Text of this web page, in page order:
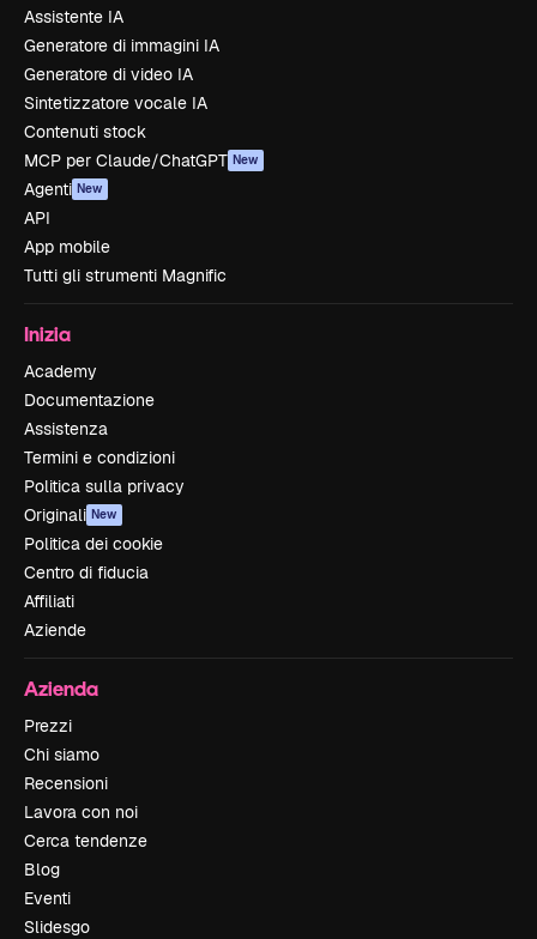
Assistente IA
Generatore di immagini IA
Generatore di video IA
Sintetizzatore vocale IA
Contenuti stock
MCP per Claude/ChatGPT New
Agenti New
API
App mobile
Tutti gli strumenti Magnific
Inizia
Academy
Documentazione
Assistenza
Termini e condizioni
Politica sulla privacy
Originali New
Politica dei cookie
Centro di fiducia
Affiliati
Aziende
Azienda
Prezzi
Chi siamo
Recensioni
Lavora con noi
Cerca tendenze
Blog
Eventi
Slidesgo